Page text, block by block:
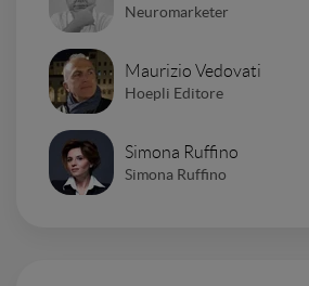
Neuromarketer
Maurizio Vedovati
Hoepli Editore
Simona Ruffino
Simona Ruffino